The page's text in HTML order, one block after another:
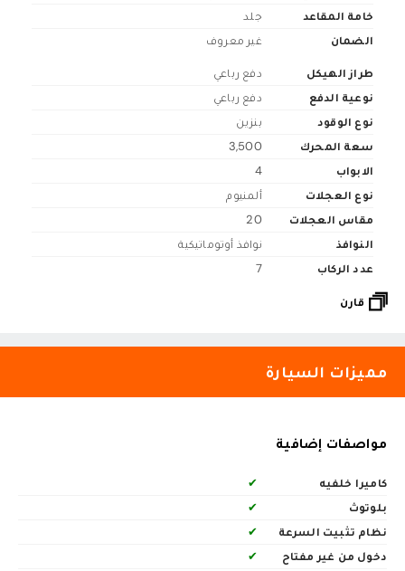
خامة المقاعد
جلد
الضمان
غير معروف
طراز الهيكل
دفع رباعي
نوعية الدفع
دفع رباعي
نوع الوقود
بنزين
سعة المحرك
3,500
الابواب
4
نوع العجلات
ألمنيوم
مقاس العجلات
20
النوافذ
نوافذ أوتوماتيكية
عدد الركاب
7
قارن
مميزات السيارة
مواصفات إضافية
كاميرا خلفيه
✔
بلوتوث
✔
نظام تثبيت السرعة
✔
دخول من غير مفتاح
✔